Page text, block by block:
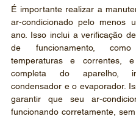
É importante realizar a
ar-condicionado pelo menos
ano. Isso inclui a verificação
de funcionamento, como
temperaturas e correntes,
completa do aparelho,
condensador e o evaporador.
garantir que seu ar-
funcionando corretamente,